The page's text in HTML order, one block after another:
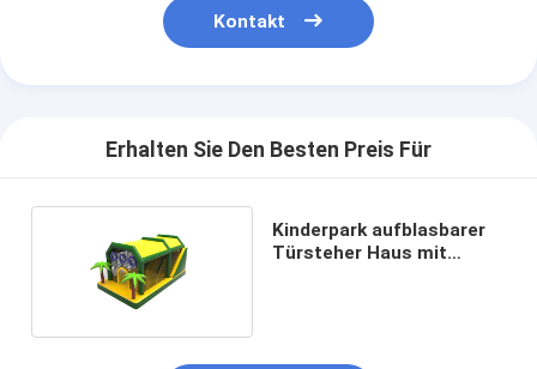
Kontakt
Erhalten Sie Den Besten Preis Für
Kinderpark aufblasbarer
Türsteher Haus mit